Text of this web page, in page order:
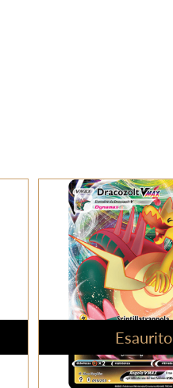
Esaurito